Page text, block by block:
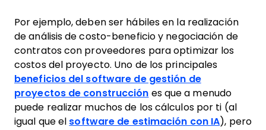
Por ejemplo, deben ser hábiles en la realización
de análisis de costo-beneficio y negociación de
contratos con proveedores para optimizar los
costos del proyecto. Uno de los principales
beneficios del software de gestión de
proyectos de construcción es que a menudo
puede realizar muchos de los cálculos por ti (al
igual que el software de estimación con IA), pero